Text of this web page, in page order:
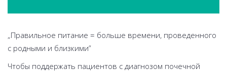
„Правильное питание = больше времени, проведенного
с родными и близкими”
Чтобы поддержать пациентов с диагнозом почечной